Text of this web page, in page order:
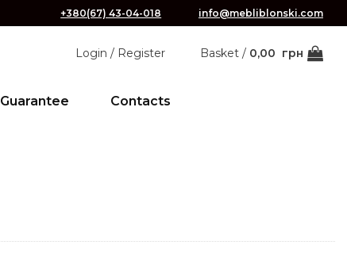
+380(67) 43-04-018 info@mebliblonski.com
Login / Register Basket / 0,00 грн
Guarantee Contacts